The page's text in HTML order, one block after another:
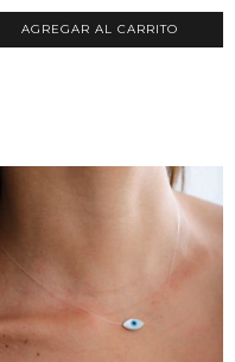
AGREGAR AL CARRITO